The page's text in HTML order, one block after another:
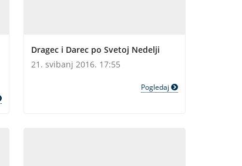
Dragec i Darec po Svetoj Nedelji
21. svibanj 2016. 17:55
Pogledaj